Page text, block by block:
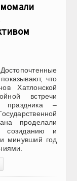
что
Хатлонской
встречи
праздника –
проделали
созиданию и
минувший год